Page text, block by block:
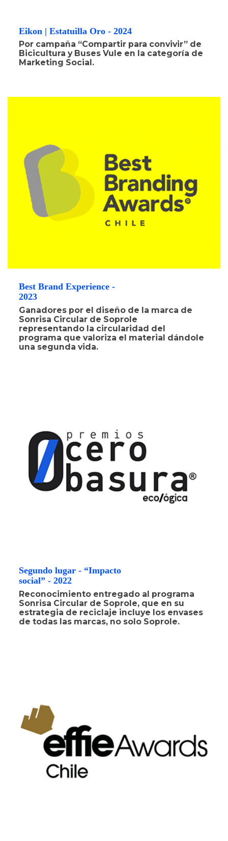
Eikon | Estatuilla Oro - 2024
Por campaña “Compartir para convivir” de
Bicicultura y Buses Vule en la categoría de
Marketing Social.
Best Brand Experience -
2023
Ganadores por el diseño de la marca de
Sonrisa Circular de Soprole
representando la circularidad del
programa que valoriza el material dándole
una segunda vida.
Segundo lugar - “Impacto
social” - 2022
Reconocimiento entregado al programa
Sonrisa Circular de Soprole, que en su
estrategia de reciclaje incluye los envases
de todas las marcas, no solo Soprole.